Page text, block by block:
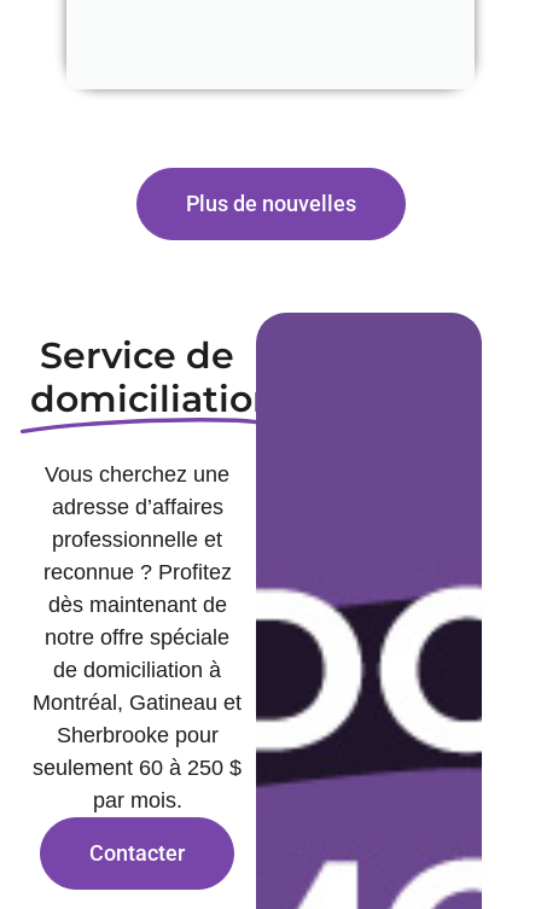
Plus de nouvelles
Service de
domiciliation
Vous cherchez une
adresse d’affaires
professionnelle et
reconnue ? Profitez
dès maintenant de
notre offre spéciale
de domiciliation à
Montréal, Gatineau et
Sherbrooke pour
seulement 60 à 250 $
par mois.
Contacter